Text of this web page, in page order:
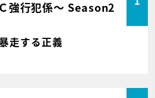
Ｃ強行犯係～ Season2
走する正義